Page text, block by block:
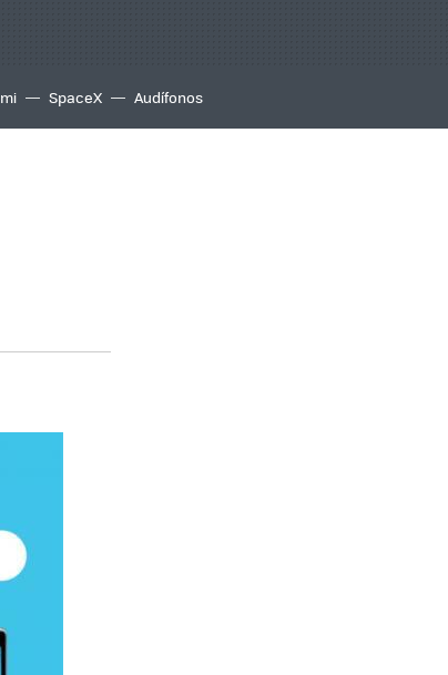
SpaceX Audífonos